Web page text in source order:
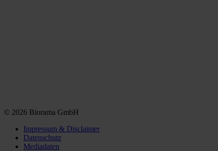
© 2026 Biorama GmbH
Impressum & Disclaimer
Datenschutz
Mediadaten